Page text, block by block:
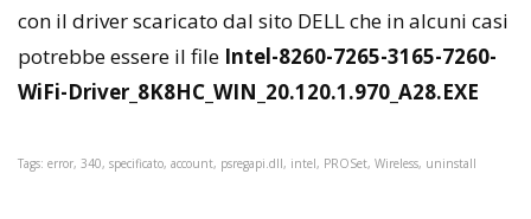
con il driver scaricato dal sito DELL che in alcuni casi
potrebbe essere il file Intel-8260-7265-3165-7260-
WiFi-Driver_8K8HC_WIN_20.120.1.970_A28.EXE
Tags: error, 340, specificato, account, psregapi.dll, intel, PROSet, Wireless, uninstall